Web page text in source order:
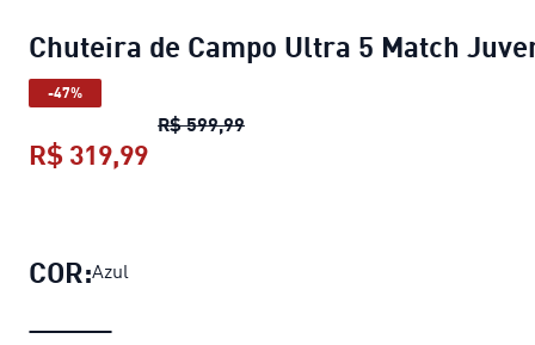
Chuteira de Campo Ultra 5 Match
-47%
R$ 599,99Chuteira de Campo Ultra 5
R$ 319,99
COR:Azul